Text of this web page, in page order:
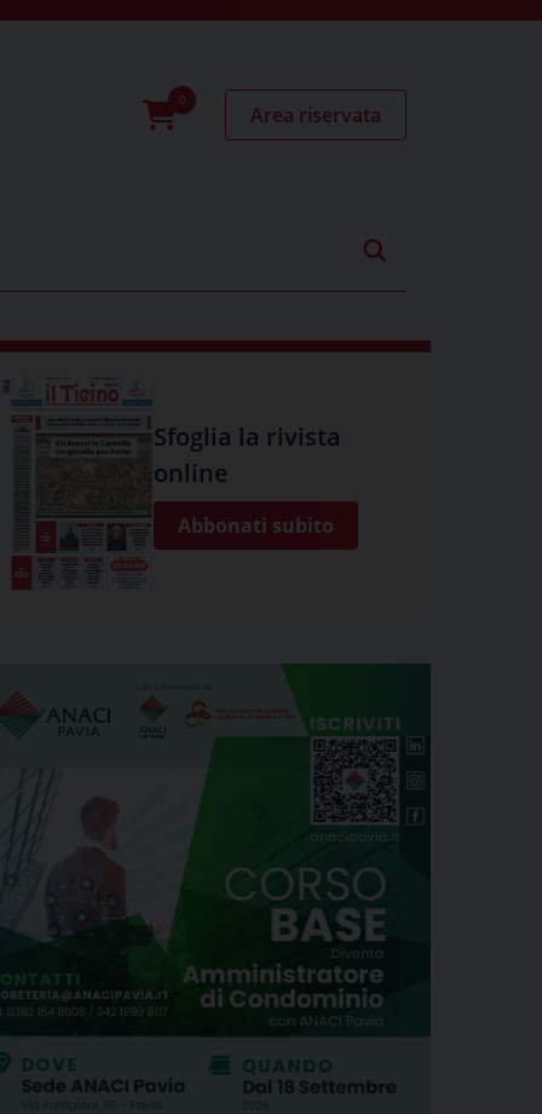
0
Area riservata
Sfoglia la rivista
online
Abbonati subito